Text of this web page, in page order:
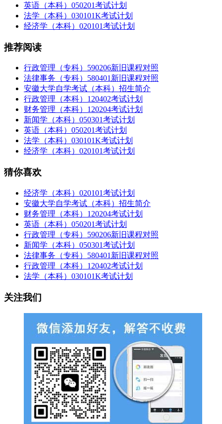
英语（本科）050201考试计划
法学（本科）030101K考试计划
经济学（本科）020101考试计划
推荐阅读
行政管理（专科）590206新旧课程对照
法律事务（专科）580401新旧课程对照
安徽大学自学考试（本科）招生简介
行政管理（本科）120402考试计划
财务管理（本科）120204考试计划
新闻学（本科）050301考试计划
英语（本科）050201考试计划
法学（本科）030101K考试计划
经济学（本科）020101考试计划
猜你喜欢
经济学（本科）020101考试计划
安徽大学自学考试（本科）招生简介
财务管理（本科）120204考试计划
英语（本科）050201考试计划
行政管理（专科）590206新旧课程对照
新闻学（本科）050301考试计划
法律事务（专科）580401新旧课程对照
行政管理（本科）120402考试计划
法学（本科）030101K考试计划
关注我们